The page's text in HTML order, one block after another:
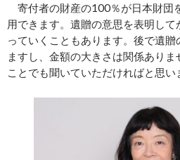
寄付者の財産の100％が日本財団
用できます。遺贈の意思を表明し
っていくこともあります。後で遺
ますし、金額の大きさは関係あり
ことでも聞いていただければと思い